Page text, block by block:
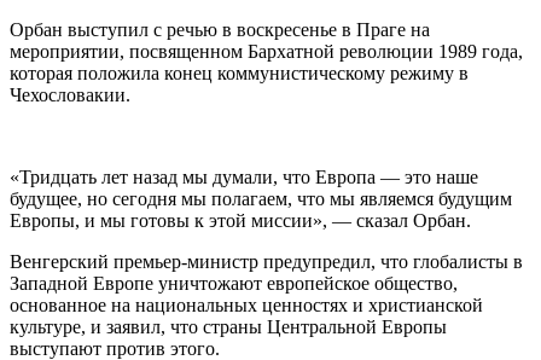
Орбан выступил с речью в воскресенье в Праге на
мероприятии, посвященном Бархатной революции 1989 года,
которая положила конец коммунистическому режиму в
Чехословакии.
«Тридцать лет назад мы думали, что Европа — это наше
будущее, но сегодня мы полагаем, что мы являемся будущим
Европы, и мы готовы к этой миссии», — сказал Орбан.
Венгерский премьер-министр предупредил, что глобалисты в
Западной Европе уничтожают европейское общество,
основанное на национальных ценностях и христианской
культуре, и заявил, что страны Центральной Европы
выступают против этого.